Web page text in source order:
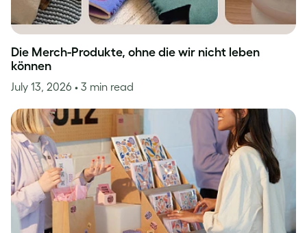
Die Merch-Produkte, ohne die wir nicht leben
können
July 13, 2026 • 3 min read